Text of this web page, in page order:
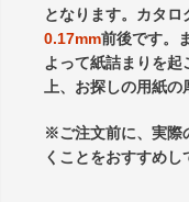
となります。カタ
0.17mm前後です。
よって紙詰まりを
上、お探しの用紙の
※ご注文前に、実際
くことをおすすめし